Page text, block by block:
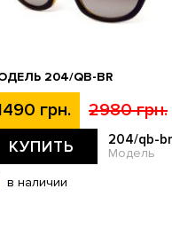
204/QB-BR
грн. 2980 грн.
КУПИТЬ 204/qb-br
Модель
в наличии